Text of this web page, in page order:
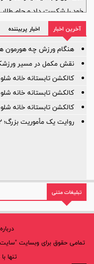
خود را شکست داد و جام
آخرین اخبار اخبار پربیننده
هنگام ورزش چه هورمون
نقش مکمل در مسیر
کالکشن تابستانه خانه
کالکشن تابستانه خانه
کالکشن تابستانه خانه
روایت یک مأموریت بزرگ؛ ۲۲ سال افتخار، ۲۲ سال توسعه
تبلیغات متنی
تمامی حقوق برای وبسایت
تنها